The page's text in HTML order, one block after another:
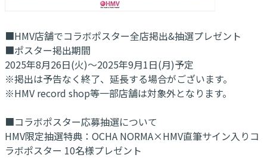
■HMV店舗でコラボポスター全店掲出&抽選プレゼント
■ポスター掲出期間
2025年8月26日(火)～2025年9月1日(月)予定
※掲出は予告なく終了、延長する場合がございます。
※HMV record shop等一部店舗は対象外となります。
■コラボポスター応募抽選について
HMV限定抽選特典：OCHA NORMA×HMV直筆サイン入りコ
ラボポスター 10名様プレゼント